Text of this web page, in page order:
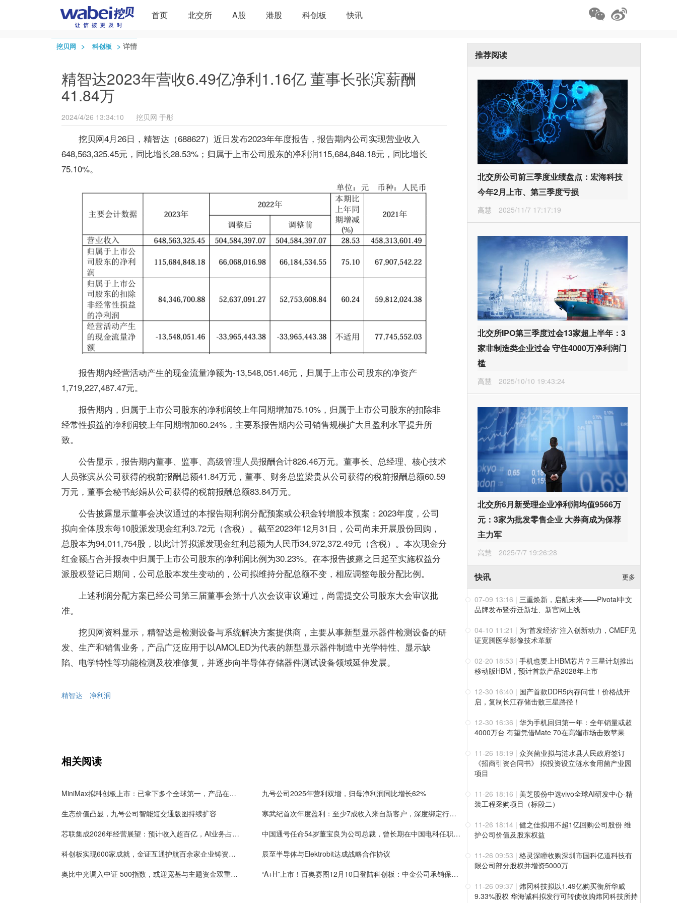
首页 北交所 A股 港股 科创板 快讯
挖贝网 > 科创板 > 详情
精智达2023年营收6.49亿净利1.16亿 董事长张滨薪酬
41.84万
2024/4/26 13:34:10 挖贝网 于彤
挖贝网4月26日，精智达（688627）近日发布2023年年度报告，报告期内公司实现营业收入
648,563,325.45元，同比增长28.53%；归属于上市公司股东的净利润115,684,848.18元，同比增长
75.10%。
报告期内经营活动产生的现金流量净额为-13,548,051.46元，归属于上市公司股东的净资产
1,719,227,487.47元。
报告期内，归属于上市公司股东的净利润较上年同期增加75.10%，归属于上市公司股东的扣除非
经常性损益的净利润较上年同期增加60.24%，主要系报告期内公司销售规模扩大且盈利水平提升所
致。
公告显示，报告期内董事、监事、高级管理人员报酬合计826.46万元。董事长、总经理、核心技术
人员张滨从公司获得的税前报酬总额41.84万元，董事、财务总监梁贵从公司获得的税前报酬总额60.59
万元，董事会秘书彭娟从公司获得的税前报酬总额83.84万元。
公告披露显示董事会决议通过的本报告期利润分配预案或公积金转增股本预案：2023年度，公司
拟向全体股东每10股派发现金红利3.72元（含税）。截至2023年12月31日，公司尚未开展股份回购，
总股本为94,011,754股，以此计算拟派发现金红利总额为人民币34,972,372.49元（含税）。本次现金分
红金额占合并报表中归属于上市公司股东的净利润比例为30.23%。在本报告披露之日起至实施权益分
派股权登记日期间，公司总股本发生变动的，公司拟维持分配总额不变，相应调整每股分配比例。
上述利润分配方案已经公司第三届董事会第十八次会议审议通过，尚需提交公司股东大会审议批
准。
挖贝网资料显示，精智达是检测设备与系统解决方案提供商，主要从事新型显示器件检测设备的研
发、生产和销售业务，产品广泛应用于以AMOLED为代表的新型显示器件制造中光学特性、显示缺
陷、电学特性等功能检测及校准修复，并逐步向半导体存储器件测试设备领域延伸发展。
精智达 净利润
相关阅读
MiniMax拟科创板上市：已拿下多个全球第一，产品在编程测试中刷新行业记录，已服务逾2.36亿用户
九号公司2025年营利双增，归母净利润同比增长62%
生态价值凸显，九号公司智能短交通版图持续扩容
寒武纪首次年度盈利：至少7成收入来自新客户，深度绑定行业头部客户，行业整体盈利曙光初现
芯联集成2026年经营展望：预计收入超百亿，AI业务占比超10%
中国通号任命54岁董宝良为公司总裁，曾长期在中国电科任职，董事长楼齐良63岁，2024年薪酬57万
科创板实现600家成就，金证互通护航百余家企业铸资本服务标杆
辰至半导体与Elektrobit达成战略合作协议
奥比中光调入中证 500指数，或迎宽基与主题资金双重加持
“A+H”上市！百奥赛图12月10日登陆科创板：中金公司承销保荐费9850万元 保代为漆遥、张韦弦
推荐阅读
北交所公司前三季度业绩盘点：宏海科技
今年2月上市、第三季度亏损
高慧 2025/11/7 17:17:19
北交所IPO第三季度过会13家超上半年：3
家非制造类企业过会 守住4000万净利润门
槛
高慧 2025/10/10 19:43:24
北交所6月新受理企业净利润均值9566万
元：3家为批发零售企业 大券商成为保荐
主力军
高慧 2025/7/7 19:26:28
快讯 更多
07-09 13:16 | 三重焕新，启航未来——Pivotal中文
品牌发布暨乔迁新址、新官网上线
04-10 11:21 | 为“首发经济”注入创新动力，CMEF见
证宽腾医学影像技术革新
02-20 18:53 | 手机也要上HBM芯片？三星计划推出
移动版HBM，预计首款产品2028年上市
12-30 16:40 | 国产首款DDR5内存问世！价格战开
启，复制长江存储击败三星路径！
12-30 16:36 | 华为手机回归第一年：全年销量或超
4000万台 有望凭借Mate 70在高端市场击败苹果
11-26 18:19 | 众兴菌业拟与涟水县人民政府签订
《招商引资合同书》 拟投资设立涟水食用菌产业园
项目
11-26 18:16 | 美芝股份中选vivo全球AI研发中心-精
装工程采购项目（标段二）
11-26 18:14 | 健之佳拟用不超1亿回购公司股份 维
护公司价值及股东权益
11-26 09:53 | 格灵深瞳收购深圳市国科亿道科技有
限公司部分股权并增资5000万
11-26 09:37 | 炜冈科技拟以1.49亿购买衡所华威
9.33%股权 华海诚科拟发行可转债收购炜冈科技所持